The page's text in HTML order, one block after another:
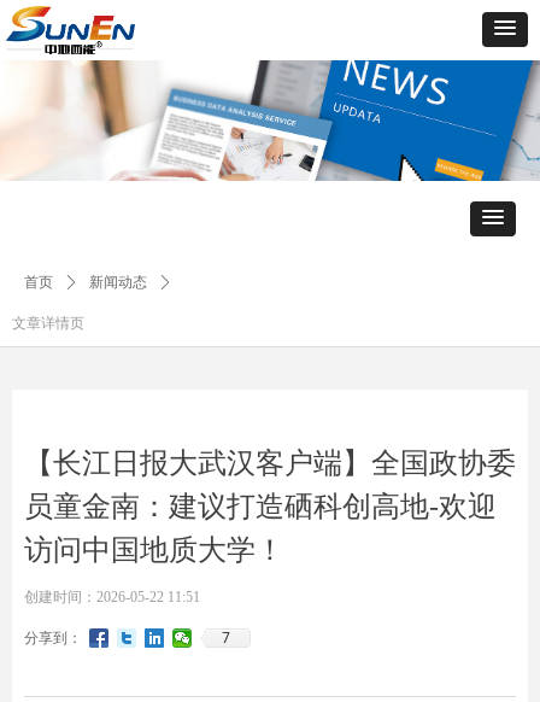
【长江日报大武汉客户端】全国政协委
员童金南：建议打造硒科创高地-欢迎
访问中国地质大学！
创建时间： 2026-05-22 11:51
分享到： 7
首页 ꄲ 新闻动态 ꄲ
文章详情页